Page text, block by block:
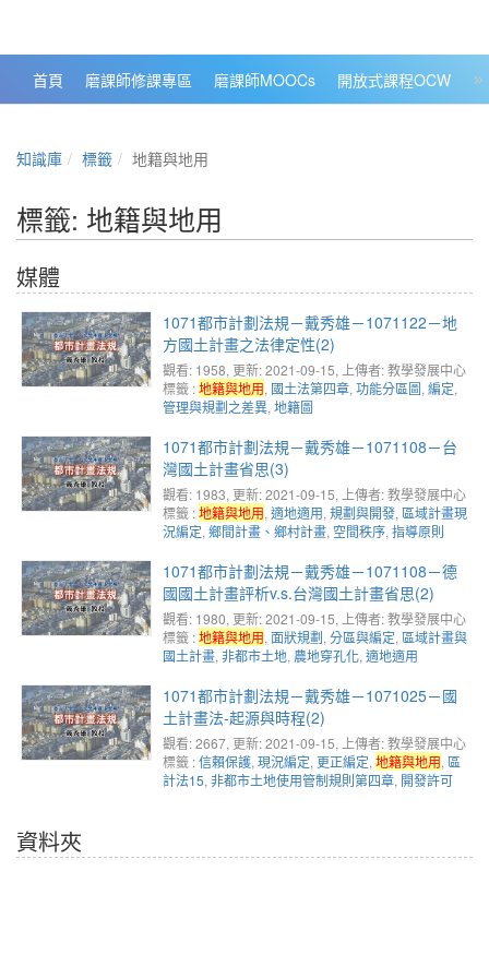
首頁 磨課師修課專區 磨課師MOOCs 開放式課程OCW
知識庫 標籤 地籍與地用
標籤: 地籍與地用
媒體
1071都市計劃法規－戴秀雄－1071122－地
方國土計畫之法律定性(2)
觀看: 1958, 更新: 2021-09-15, 上傳者: 教學發展中心
標籤 :地籍與地用, 國土法第四章, 功能分區圖, 編定,
管理與規劃之差異, 地籍圖
1071都市計劃法規－戴秀雄－1071108－台
灣國土計畫省思(3)
觀看: 1983, 更新: 2021-09-15, 上傳者: 教學發展中心
標籤 :地籍與地用, 適地適用, 規劃與開發, 區域計畫現
況編定, 鄉間計畫、鄉村計畫, 空間秩序, 指導原則
1071都市計劃法規－戴秀雄－1071108－德
國國土計畫評析v.s.台灣國土計畫省思(2)
觀看: 1980, 更新: 2021-09-15, 上傳者: 教學發展中心
標籤 :地籍與地用, 面狀規劃, 分區與編定, 區域計畫與
國土計畫, 非都市土地, 農地穿孔化, 適地適用
1071都市計劃法規－戴秀雄－1071025－國
土計畫法-起源與時程(2)
觀看: 2667, 更新: 2021-09-15, 上傳者: 教學發展中心
標籤 :信賴保護, 現況編定, 更正編定, 地籍與地用, 區
計法15, 非都市土地使用管制規則第四章, 開發許可
資料夾